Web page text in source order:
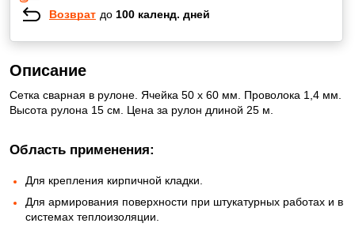
Возврат до 100 календ. дней
Описание
Сетка сварная в рулоне. Ячейка 50 х 60 мм. Проволока 1,4 мм.
Высота рулона 15 см. Цена за рулон длиной 25 м.
Область применения:
Для крепления кирпичной кладки.
Для армирования поверхности при штукатурных работах и в
системах теплоизоляции.